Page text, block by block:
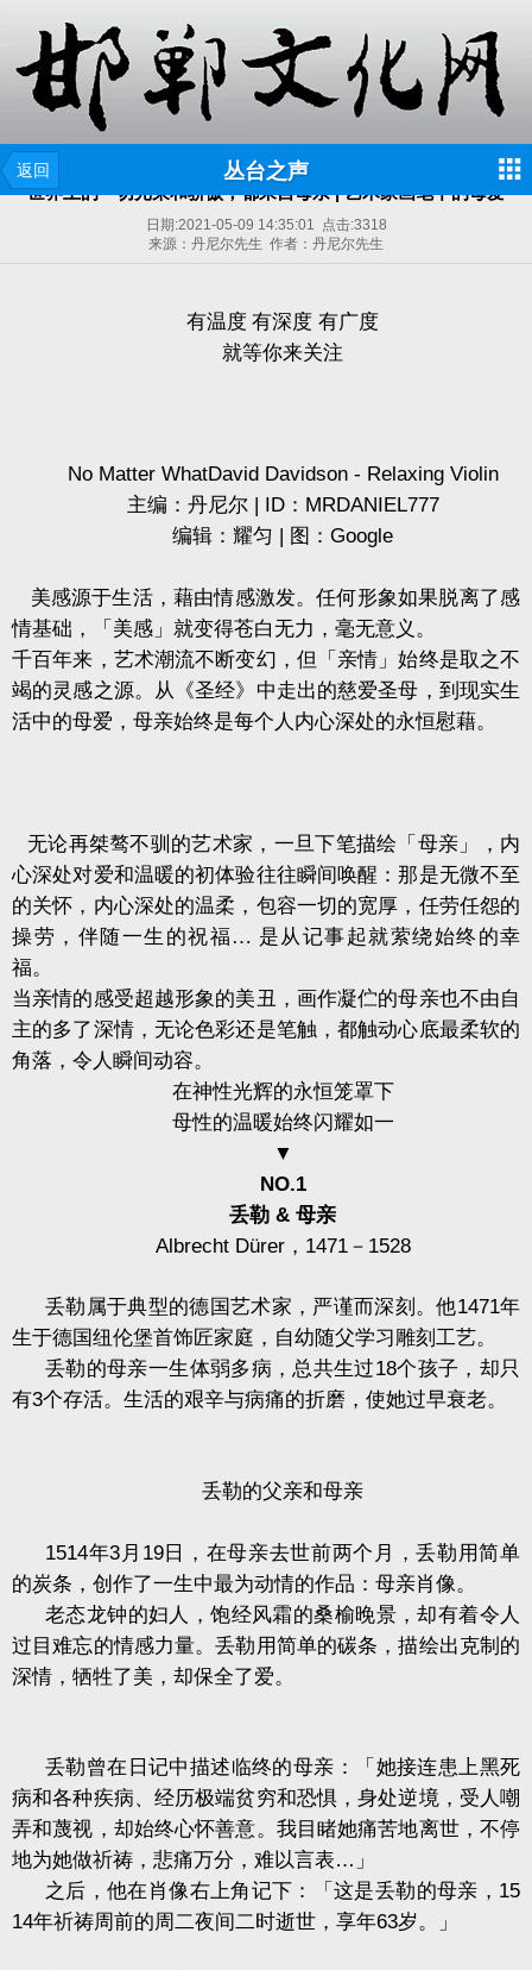
返回 丛台之声
世界上的一切光荣和骄傲，都来自母亲 | 艺术家画笔下的母爱
日期:2021-05-09 14:35:01 点击:3318
来源：丹尼尔先生 作者：丹尼尔先生
有温度 有深度 有广度
就等你来关注
No Matter WhatDavid Davidson - Relaxing Violin
主编：丹尼尔| ID： MRDANIEL777
编辑：耀匀 | 图： Google
美感源于生活，藉由情感激发。任何形象如果脱离了感
情基础，「美感」就变得苍白无力，毫无意义。
千百年来，艺术潮流不断变幻，但「亲情」始终是取之不
竭的灵感之源。从《圣经》中走出的慈爱圣母，到现实生
活中的母爱，母亲始终是每个人内心深处的永恒慰藉。
无论再桀骜不驯的艺术家，一旦下笔描绘「母亲」，内
心深处对爱和温暖的初体验往往瞬间唤醒：那是无微不至
的关怀，内心深处的温柔，包容一切的宽厚，任劳任怨的
操劳，伴随一生的祝福… 是从记事起就萦绕始终的幸
福。
当亲情的感受超越形象的美丑，画作凝伫的母亲也不由自
主的多了深情，无论色彩还是笔触，都触动心底最柔软的
角落，令人瞬间动容。
在神性光辉的永恒笼罩下
母性的温暖始终闪耀如一
▼
NO.1
丢勒 & 母亲
Albrecht Dürer， 1471－ 1528
丢勒属于典型的德国艺术家，严谨而深刻。他1471年
生于德国纽伦堡首饰匠家庭，自幼随父学习雕刻工艺。
丢勒的母亲一生体弱多病，总共生过18个孩子，却只
有3个存活。生活的艰辛与病痛的折磨，使她过早衰老。
丢勒的父亲和母亲
1514年3 月 19日，在母亲去世前两个月，丢勒用简单
的炭条，创作了一生中最为动情的作品：母亲肖像。
老态龙钟的妇人，饱经风霜的桑榆晚景，却有着令人
过目难忘的情感力量。丢勒用简单的碳条，描绘出克制的
深情，牺牲了美，却保全了爱。
丢勒曾在日记中描述临终的母亲：「她接连患上黑死
病和各种疾病、经历极端贫穷和恐惧，身处逆境，受人嘲
弄和蔑视，却始终心怀善意。我目睹她痛苦地离世，不停
地为她做祈祷，悲痛万分，难以言表… 」
之后，他在肖像右上角记下：「这是丢勒的母亲， 15
14年祈祷周前的周二夜间二时逝世，享年63岁。」